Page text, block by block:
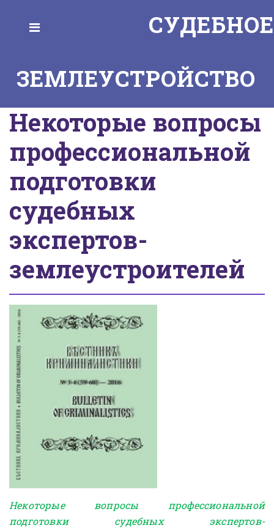
СУДЕБНОЕ
ЗЕМЛЕУСТРОЙСТВО
Некоторые вопросы
профессиональной
подготовки
судебных
экспертов-
землеустроителей
Некоторые вопросы профессиональной
подготовки судебных экспертов-